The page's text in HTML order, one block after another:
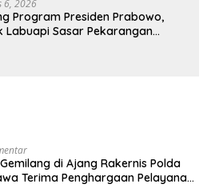
6, 2026
Program Presiden Prabowo,
Labuapi Sasar Pekarangan
di Ajang Rakernis Polda
Terima Penghargaan Pelayanan